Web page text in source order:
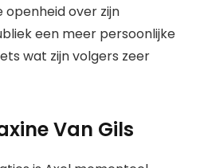
openheid over zijn
een meer persoonlijke
wat zijn volgers zeer
Van Gils